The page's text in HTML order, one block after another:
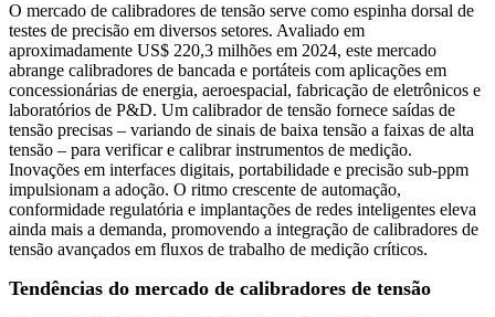
O mercado de calibradores de tensão serve como espinha dorsal de
testes de precisão em diversos setores. Avaliado em
aproximadamente US$ 220,3 milhões em 2024, este mercado
abrange calibradores de bancada e portáteis com aplicações em
concessionárias de energia, aeroespacial, fabricação de eletrônicos e
laboratórios de P&D. Um calibrador de tensão fornece saídas de
tensão precisas – variando de sinais de baixa tensão a faixas de alta
tensão – para verificar e calibrar instrumentos de medição.
Inovações em interfaces digitais, portabilidade e precisão sub-ppm
impulsionam a adoção. O ritmo crescente de automação,
conformidade regulatória e implantações de redes inteligentes eleva
ainda mais a demanda, promovendo a integração de calibradores de
tensão avançados em fluxos de trabalho de medição críticos.
Tendências do mercado de calibradores de tensão